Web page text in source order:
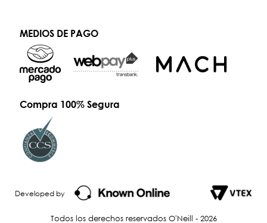
MEDIOS DE PAGO
Compra 100% Segura
Todos los derechos reservados O'Neill - 2026
Developed by